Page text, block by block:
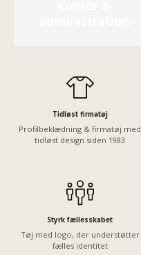
Tidløst firmatøj
Profilbeklædning & firmatøj med
tidløst design siden 1983
Styrk fællesskabet
Tøj med logo, der understøtter
fælles identitet